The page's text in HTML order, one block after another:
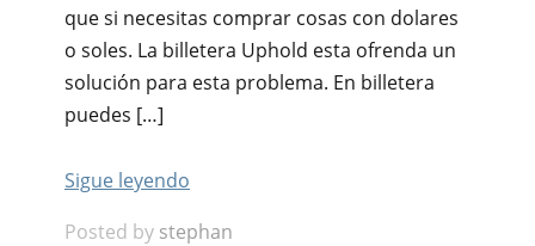
que si necesitas comprar cosas con dolares
o soles. La billetera Uphold esta ofrenda un
solución para esta problema. En billetera
puedes […]
Sigue leyendo
Posted by stephan